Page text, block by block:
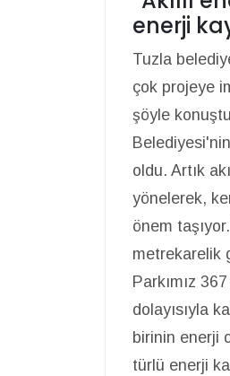
enerji
Tuzla
çok projeye
şöyle
oldu. Artık
yönelerek,
önem
metrekarelik
Parkımız
dolayısıyla
birinin enerji
türlü enerji